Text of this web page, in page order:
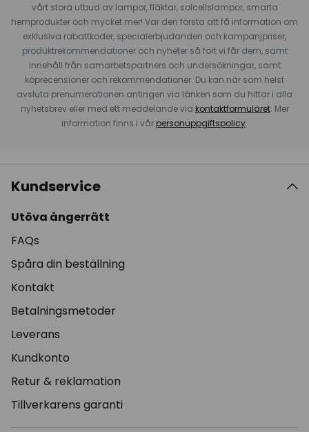
vårt stora utbud av lampor, fläktar, solcellslampor, smarta
hemprodukter och mycket mer! Var den första att få information om
exklusiva rabattkoder, specialerbjudanden och kampanjpriser,
produktrekommendationer och nyheter så fort vi får dem, samt
innehåll från samarbetspartners och undersökningar, samt
köprecensioner och rekommendationer. Du kan när som helst
avsluta prenumerationen antingen via länken som du hittar i alla
nyhetsbrev eller med ett meddelande via kontaktformuläret. Mer
information finns i vår personuppgiftspolicy.
Kundservice
Utöva ångerrätt
FAQs
Spåra din beställning
Kontakt
Betalningsmetoder
Leverans
Kundkonto
Retur & reklamation
Tillverkarens garanti